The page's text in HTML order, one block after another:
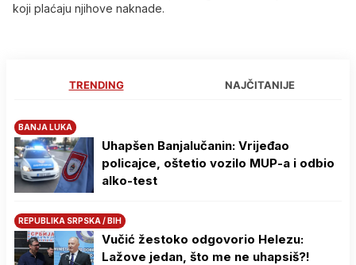
koji plaćaju njihove naknade.
TRENDING NAJČITANIJE
BANJA LUKA
Uhapšen Banjalučanin: Vrijeđao
policajce, oštetio vozilo MUP-a i odbio
alko-test
REPUBLIKA SRPSKA / BIH
Vučić žestoko odgovorio Helezu:
Lažove jedan, što me ne uhapsiš?!